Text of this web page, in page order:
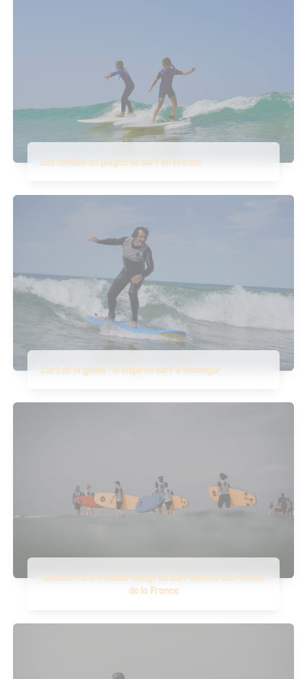
Les meilleures plages de surf en France
L’art de la glisse : le chipiron surf à Hossegor
Découvrez le meilleur stage de surf dans le sud-ouest
de la France